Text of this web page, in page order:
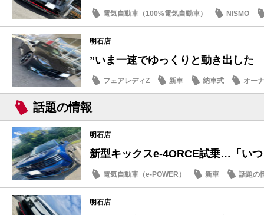
電気自動車（100%電気自動車） NISMO
明石店
”いま一速でゆっくりと動き出した
フェアレディZ 新車 納車式 オー
話題の情報
明石店
新型キックスe-4ORCE試乗…「い
電気自動車（e-POWER） 新車 話題の
明石店